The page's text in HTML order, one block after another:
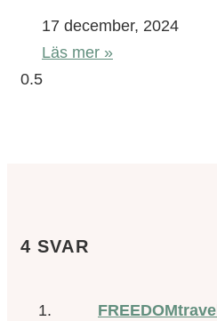
17 december, 2024
Läs mer »
4 SVAR
FREEDOMtravel